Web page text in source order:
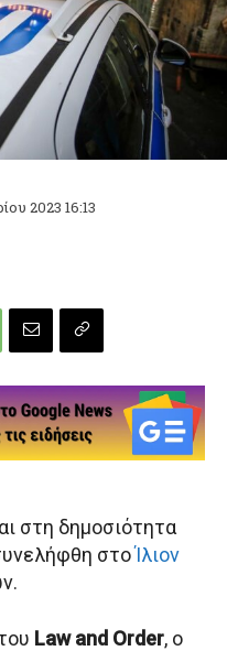
2023 16:13
στη δημοσιότητα
στοΊλιον
Law and Order, ο